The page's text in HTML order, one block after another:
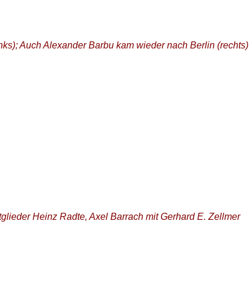
Auch Alexander Barbu kam wieder nach Berlin (rechts)
Heinz Radte, Axel Barrach mit Gerhard E. Zellmer